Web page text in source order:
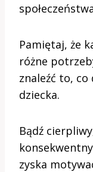
Pamiętaj, że
różne
znaleźć to, co
dziecka.
Bądź
zyska